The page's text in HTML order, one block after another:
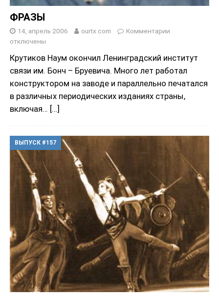
ФРАЗЫ
14, апрель 2006 ourtx.com
Комментарии
отключены
Крутиков Наум окончил Ленинградский институт
связи им. Бонч – Бруевича. Много лет работал
конструктором на заводе и параллельно печатался
в различных периодических изданиях страны,
включая… […]
ВЫПУСК #157